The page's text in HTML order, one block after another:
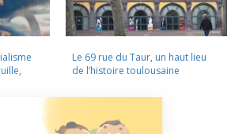
Le 69 rue du Taur, un haut lieu
de l’histoire toulousaine